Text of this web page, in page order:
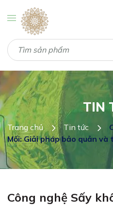
TIN
Trang chủ Tin tức
Mối: Giải pháp bảo quản
Công nghệ Sấy